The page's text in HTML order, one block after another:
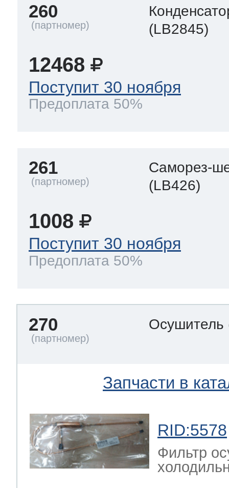
260
(LB2845)
12468
Поступит 30 ноября
Предоплата 50%
261
Саморез-
(LB426)
1008
Поступит 30 ноября
Предоплата 50%
270 Осушитель
Запчасти в
RID:5578
Фильтр